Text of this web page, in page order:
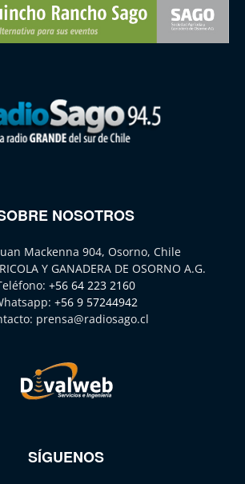
NOSOTROS
Mackenna 904, Osorno, Chile
Y GANADERA DE OSORNO A.G.
+56 64 223 2160
+56 9 57244942
prensa@radiosago.cl
SÍGUENOS